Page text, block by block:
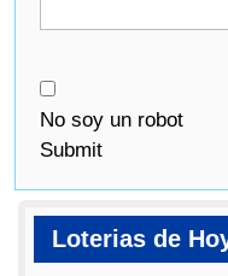
No soy un robot
Submit
Loterias de